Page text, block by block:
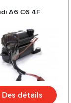
suspension
A6 C6 4F
Des détails